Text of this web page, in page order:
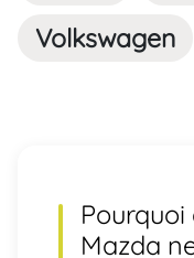
Volkswagen
Mazda